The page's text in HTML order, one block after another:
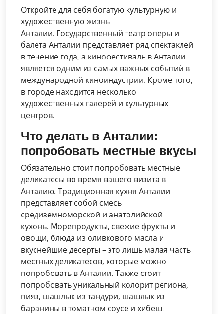
Откройте для себя богатую культурную и
художественную жизнь
Анталии. Государственный театр оперы и
балета Анталии представляет ряд спектаклей
в течение года, а кинофестиваль в Анталии
является одним из самых важных событий в
международной киноиндустрии. Кроме того,
в городе находится несколько
художественных галерей и культурных
центров.
Что делать в Анталии:
попробовать местные вкусы
Обязательно стоит попробовать местные
деликатесы во время вашего визита в
Анталию. Традиционная кухня Анталии
представляет собой смесь
средиземноморской и анатолийской
кухонь. Морепродукты, свежие фрукты и
овощи, блюда из оливкового масла и
вкуснейшие десерты – это лишь малая часть
местных деликатесов, которые можно
попробовать в Анталии. Также стоит
попробовать уникальный колорит региона,
пияз, шашлык из тандури, шашлык из
баранины в томатном соусе и хибеш.